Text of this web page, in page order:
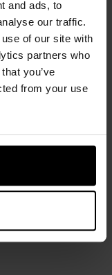
and ads, to
our traffic.
of our site with
partners who
you’ve
from your use
żołnierzy
trwałość w
nieustannie
czy
w wilgoci.
gdzie